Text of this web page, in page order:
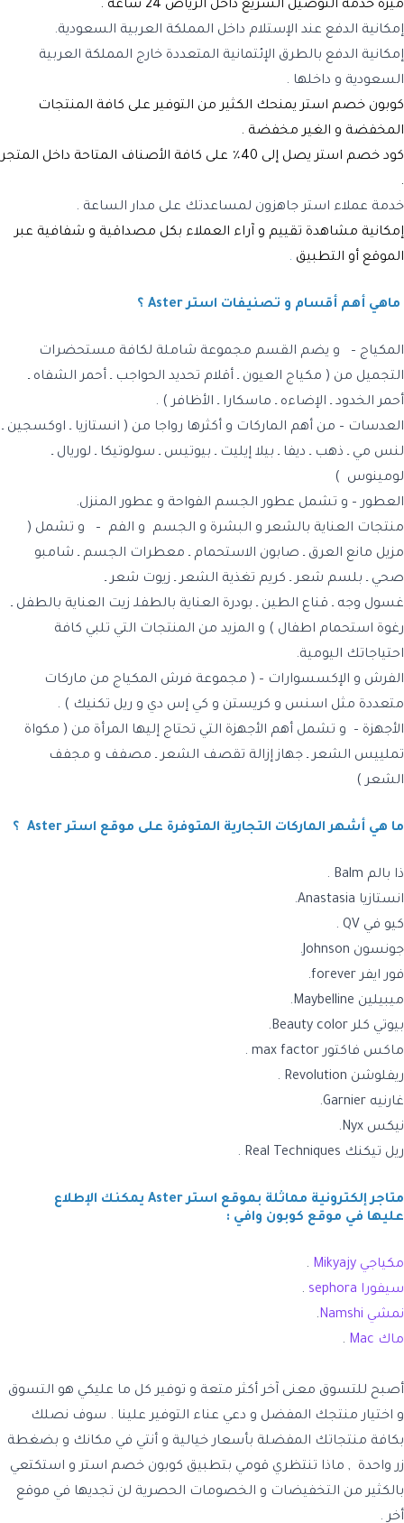
ميزة خدمة التوصيل السريع داخل الرياض 24 ساعة .
إمكانية الدفع عند الإستلام داخل المملكة العربية السعودية.
إمكانية الدفع بالطرق الإئتمانية المتعددة خارج المملكة العربية
السعودية و داخلها .
كوبون خصم استر يمنحك الكثير من التوفير على كافة المنتجات
المخفضة و الغير مخفضة .
كود خصم استر
يصل إلى 40٪ على كافة الأصناف المتاحة داخل المتجر
.
خدمة عملاء استر جاهزون لمساعدتك على مدار الساعة .
إمكانية مشاهدة تقييم و آراء العملاء بكل مصداقية و شفافية عبر
الموقع أو التطبيق .
ماهي أهم أقسام و تصنيفات استر Aster ؟
المكياج – و يضم القسم مجموعة شاملة لكافة مستحضرات
التجميل من ( مكياج العيونـ أقلام تحديد الحواجب ـ أحمر الشفاه ـ
أحمر الخدودـ الإضاءه ـ ماسكارا ـ الأظافر) .
العدسات – من أهم الماركات و أكثرها رواجا من ( انستازيا ـ اوكسجين ـ
لنس مي ـ ذهب ـ ديفا ـ بيلا إيليت ـ بيوتيس ـ سولوتيكا ـ لوريال ـ
لومينوس )
العطور – و تشمل عطور الجسم الفواحة و عطور المنزل.
منتجات العناية بالشعر و البشرة و الجسم و الفم – و تشمل (
مزيل مانع العرق ـ صابون الاستحمام ـ معطرات الجسم ـ شامبو
صحي ـ بلسم شعرـ كريم تغذية الشعرـ زيوت شعرـ
غسول وجه ـ قناع الطين ـ بودرة العناية بالطفلـ زيت العناية بالطفل ـ
رغوة استحمام اطفال ) و المزيد من المنتجات التي تلبي كافة
احتياجاتك اليومية.
الفرش و الإكسسوارات – ( مجموعة فرش المكياج من ماركات
متعددة مثل اسنس و كريستن و كي إس دي و ريل تكنيك ) .
الأجهزة – و تشمل أهم الأجهزة التي تحتاج إليها المرأة من ( مكواة
تملييس الشعرـ جهاز إزالة تقصف الشعرـ مصفف و مجفف
الشعر)
ما هي أشهر الماركات التجارية المتوفرة على موقع استرAster ؟
ذا بالم Balm .
انستازيا Anastasia.
كيو في QV .
جونسون Johnson.
فور ايفر forever.
ميبيلين Maybelline.
بيوتي كلر Beauty color.
ماكس فاكتور max factor .
ريفلوشن Revolution .
غارنيه Garnier.
نيكس Nyx.
ريل تيكنك Real Techniques .
متاجر إلكترونية مماثلة بموقع استر Aster يمكنك الإطلاع
عليها في موقع كوبون وافي :
مكياجي Mikyajy
.
سيفورا sephora
.
نمشي Namshi
.
ماك Mac
.
أصبح للتسوق معنى آخر أكثر متعة و توفير كل ما عليكي هو التسوق
و اختيار منتجك المفضل و دعي عناء التوفير علينا . سوف نصلك
بكافة منتجاتك المفضلة بأسعار خيالية و أنتي في مكانك و بضغطة
زر واحدة , ماذا تنتظري قومي بتطبيق كوبون خصم استرو استكتعي
بالكثير من التخفيضات و الخصومات الحصرية لن تجديها في موقع
أخر .